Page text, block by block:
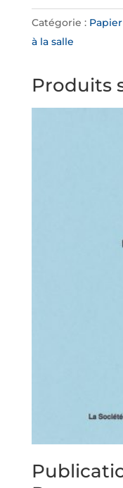
P40
Chelsea,
St-
BMS
Catégorie :
à la salle
Produits